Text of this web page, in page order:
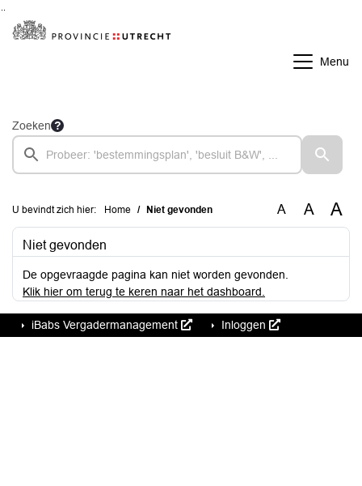
Menu
Zoeken
U bevindt zich hier: Home Niet gevonden A A A
Niet gevonden
De opgevraagde pagina kan niet worden gevonden.
Klik hier om terug te keren naar het dashboard.
iBabs Vergadermanagement Inloggen